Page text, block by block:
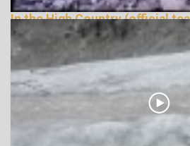
In the High Country (official
Krupicka
148115 Nézetek